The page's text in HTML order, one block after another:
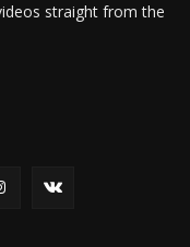
straight from the